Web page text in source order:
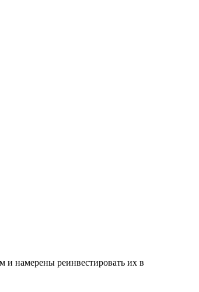
намерены реинвестировать их в